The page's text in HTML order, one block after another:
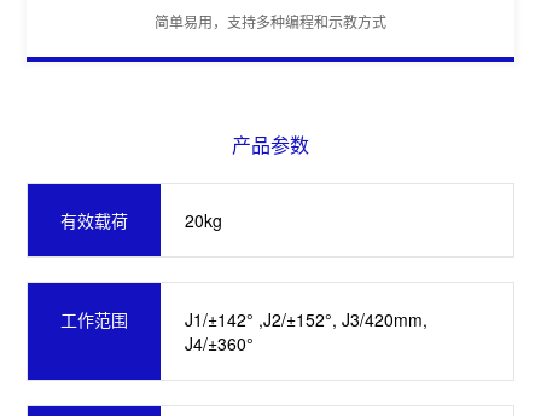
简单易用，支持多种编程和示教方式
产品参数
有效载荷 20kg
工作范围
J1/±142° ,J2/±152°, J3/420mm,
J4/±360°